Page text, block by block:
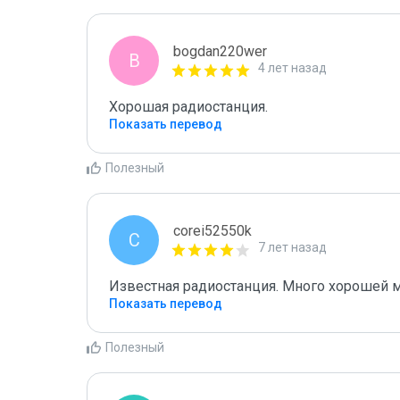
B bogdan220wer
4 лет назад
Хорошая радиостанция.
Показать перевод
Полезный
C corei52550k
7 лет назад
Известная радиостанция. Много хорошей
Показать перевод
Полезный